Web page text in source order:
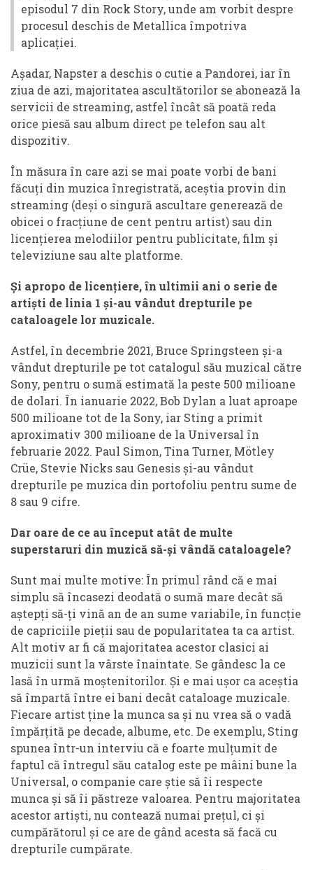
episodul 7 din Rock Story, unde am vorbit despre
procesul deschis de Metallica împotriva
aplicației.
Așadar, Napster a deschis o cutie a Pandorei, iar în
ziua de azi, majoritatea ascultătorilor se abonează la
servicii de streaming, astfel încât să poată reda
orice piesă sau album direct pe telefon sau alt
dispozitiv.
În măsura în care azi se mai poate vorbi de bani
făcuți din muzica înregistrată, aceștia provin din
streaming (deși o singură ascultare generează de
obicei o fracțiune de cent pentru artist) sau din
licențierea melodiilor pentru publicitate, film și
televiziune sau alte platforme.
Și apropo de licențiere, în ultimii ani o serie de
artiști de linia 1 și-au vândut drepturile pe
cataloagele lor muzicale.
Astfel, în decembrie 2021, Bruce Springsteen și-a
vândut drepturile pe tot catalogul său muzical către
Sony, pentru o sumă estimată la peste 500 milioane
de dolari. În ianuarie 2022, Bob Dylan a luat aproape
500 milioane tot de la Sony, iar Sting a primit
aproximativ 300 milioane de la Universal în
februarie 2022. Paul Simon, Tina Turner, Mötley
Crüe, Stevie Nicks sau Genesis și-au vândut
drepturile pe muzica din portofoliu pentru sume de
8 sau 9 cifre.
Dar oare de ce au început atât de multe
superstaruri din muzică să-și vândă cataloagele?
Sunt mai multe motive: În primul rând că e mai
simplu să încasezi deodată o sumă mare decât să
aștepți să-ți vină an de an sume variabile, în funcție
de capriciile pieții sau de popularitatea ta ca artist.
Alt motiv ar fi că majoritatea acestor clasici ai
muzicii sunt la vârste înaintate. Se gândesc la ce
lasă în urmă moștenitorilor. Și e mai ușor ca aceștia
să împartă între ei bani decât cataloage muzicale.
Fiecare artist ține la munca sa și nu vrea să o vadă
împărțită pe decade, albume, etc. De exemplu, Sting
spunea într-un interviu că e foarte mulțumit de
faptul că întregul său catalog este pe mâini bune la
Universal, o companie care știe să îi respecte
munca și să îi păstreze valoarea. Pentru majoritatea
acestor artiști, nu contează numai prețul, ci și
cumpărătorul și ce are de gând acesta să facă cu
drepturile cumpărate.